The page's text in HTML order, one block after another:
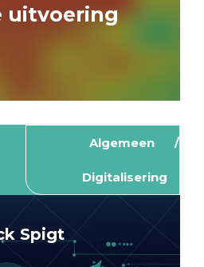
uitvoering
Algemeen
Digitalisering
Spigt